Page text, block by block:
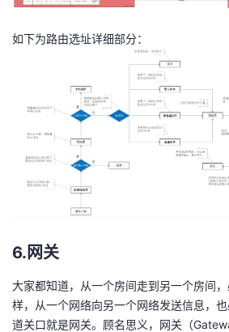
如下为路由选址详细部分：
6.网关
大家都知道，从一个房间走到另一个房间
样，从一个网络向另一个网络发送信息，
道关口就是网关。顾名思义，网关（